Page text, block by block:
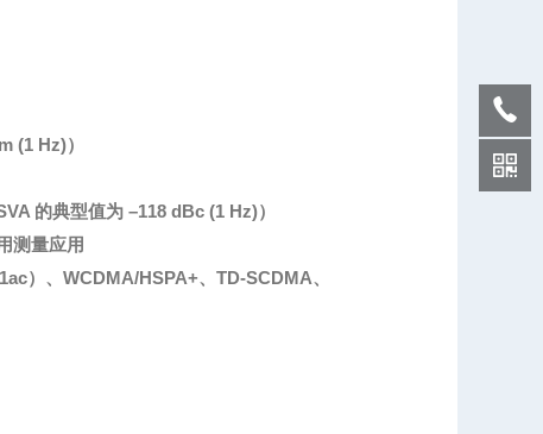
(1 Hz)）
的典型值为 –118 dBc (1 Hz)）
测量应用
）、WCDMA/HSPA+、TD-SCDMA、